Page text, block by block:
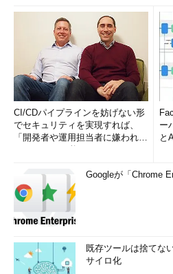
CI/CDパイプラインを妨げない形
でセキュリティを実現すれば、
「開発者や運用担当者に嫌われな
ー
と
Googleが「Chrome
既存ツールは捨てな
サイロ化